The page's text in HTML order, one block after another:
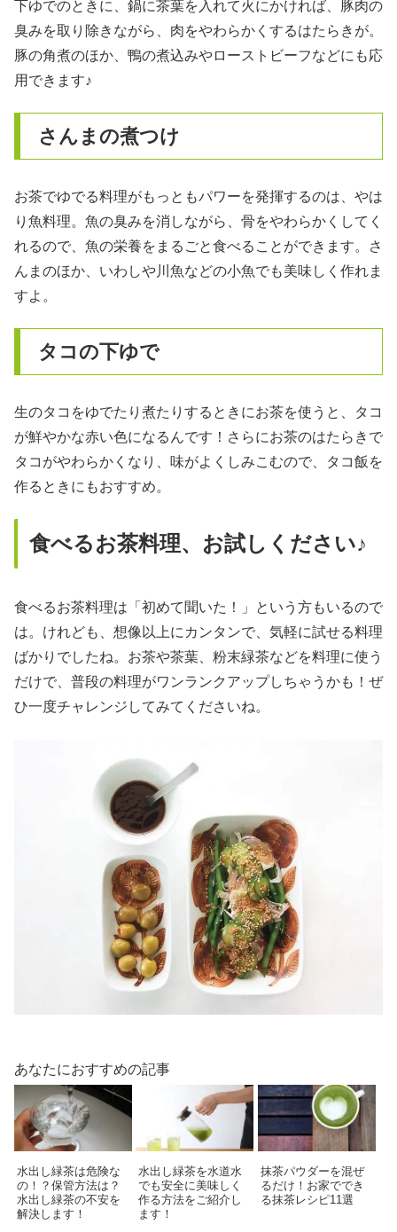
下ゆでのときに、鍋に茶葉を入れて火にかければ、豚肉の
臭みを取り除きながら、肉をやわらかくするはたらきが。
豚の角煮のほか、鴨の煮込みやローストビーフなどにも応
用できます♪
さんまの煮つけ
お茶でゆでる料理がもっともパワーを発揮するのは、やは
り魚料理。魚の臭みを消しながら、骨をやわらかくしてく
れるので、魚の栄養をまるごと食べることができます。さ
んまのほか、いわしや川魚などの小魚でも美味しく作れま
すよ。
タコの下ゆで
生のタコをゆでたり煮たりするときにお茶を使うと、タコ
が鮮やかな赤い色になるんです！さらにお茶のはたらきで
タコがやわらかくなり、味がよくしみこむので、タコ飯を
作るときにもおすすめ。
食べるお茶料理、お試しください♪
食べるお茶料理は「初めて聞いた！」という方もいるので
は。けれども、想像以上にカンタンで、気軽に試せる料理
ばかりでしたね。お茶や茶葉、粉末緑茶などを料理に使う
だけで、普段の料理がワンランクアップしちゃうかも！ぜ
ひ一度チャレンジしてみてくださいね。
あなたにおすすめの記事
水出し緑茶は危険な
の！？保管方法は？
水出し緑茶の不安を
解決します！
水出し緑茶を水道水
でも安全に美味しく
作る方法をご紹介し
ます！
抹茶パウダーを混ぜ
るだけ！お家ででき
る抹茶レシピ11選